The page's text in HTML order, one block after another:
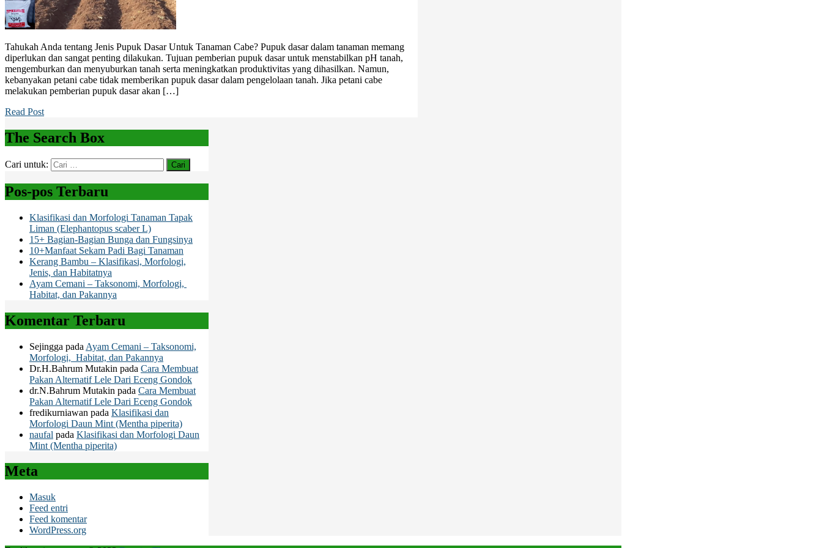
Tahukah Anda tentang Jenis Pupuk Dasar Untuk Tanaman Cabe? Pupuk dasar dalam tanaman memang
diperlukan dan sangat penting dilakukan. Tujuan pemberian pupuk dasar untuk menstabilkan pH tanah,
mengemburkan dan menyuburkan tanah serta meningkatkan produktivitas yang dihasilkan. Namun,
kebanyakan petani cabe tidak memberikan pupuk dasar dalam pengelolaan tanah. Jika petani cabe
melakukan pemberian pupuk dasar akan […]
Read Post
The Search Box
Cari untuk:
Pos-pos Terbaru
Klasifikasi dan Morfologi Tanaman Tapak
Liman (Elephantopus scaber L)
15+ Bagian-Bagian Bunga dan Fungsinya
10+Manfaat Sekam Padi Bagi Tanaman
Kerang Bambu – Klasifikasi, Morfologi,
Jenis, dan Habitatnya
Ayam Cemani – Taksonomi, Morfologi,
Habitat, dan Pakannya
Komentar Terbaru
Sejingga pada Ayam Cemani – Taksonomi,
Morfologi, Habitat, dan Pakannya
Dr.H.Bahrum Mutakin pada Cara Membuat
Pakan Alternatif Lele Dari Eceng Gondok
dr.N.Bahrum Mutakin pada Cara Membuat
Pakan Alternatif Lele Dari Eceng Gondok
fredikurniawan pada Klasifikasi dan
Morfologi Daun Mint (Mentha piperita)
naufal pada Klasifikasi dan Morfologi Daun
Mint (Mentha piperita)
Meta
Masuk
Feed entri
Feed komentar
WordPress.org